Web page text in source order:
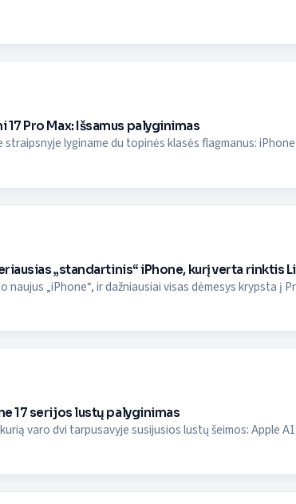
17 Pro Max: Išsamus palyginimas
straipsnyje lyginame du topinės klasės flagmanus:
„standartinis“ iPhone, kurį verta rinktis
naujus „iPhone“, ir dažniausiai visas dėmesys krypsta į
17 serijos lustų palyginimas
varo dvi tarpusavyje susijusios lustų šeimos: Apple